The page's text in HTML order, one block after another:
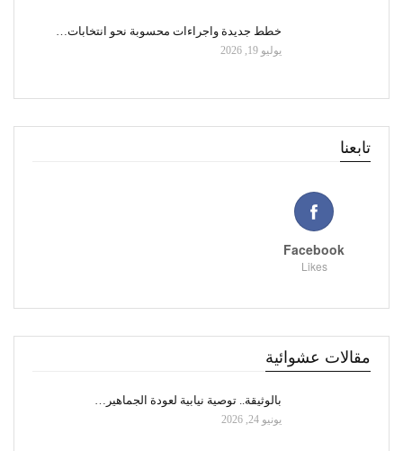
خطط جديدة واجراءات محسوبة نحو انتخابات…
يوليو 19, 2026
تابعنا
Facebook
Likes
مقالات عشوائية
بالوثيقة.. توصية نيابية لعودة الجماهير…
يونيو 24, 2026